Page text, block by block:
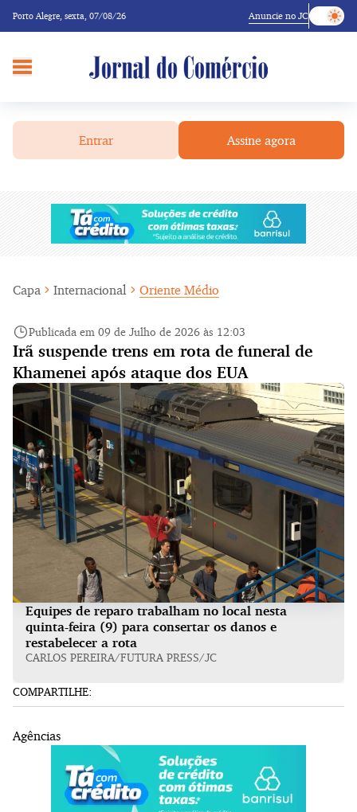
Porto Alegre, sexta, 07/08/26 Anuncie no JC
Entrar Assine agora
Capa Internacional Oriente Médio
Publicada em 09 de Julho de 2026 às 12:03
Irã suspende trens em rota de funeral de
Khamenei após ataque dos EUA
Equipes de reparo trabalham no local nesta
quinta-feira (9) para consertar os danos e
restabelecer a rota
CARLOS PEREIRA/FUTURA PRESS/JC
COMPARTILHE:
Agências